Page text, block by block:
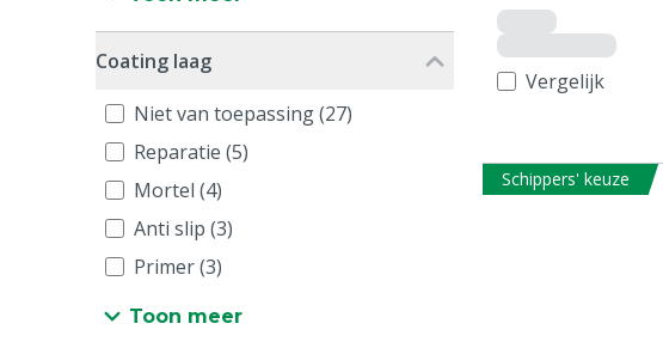
Coating laag
Niet van toepassing (27)
Reparatie (5)
Mortel (4)
Anti slip (3)
Primer (3)
Toon meer
Vergelijk
Schippers' keuze